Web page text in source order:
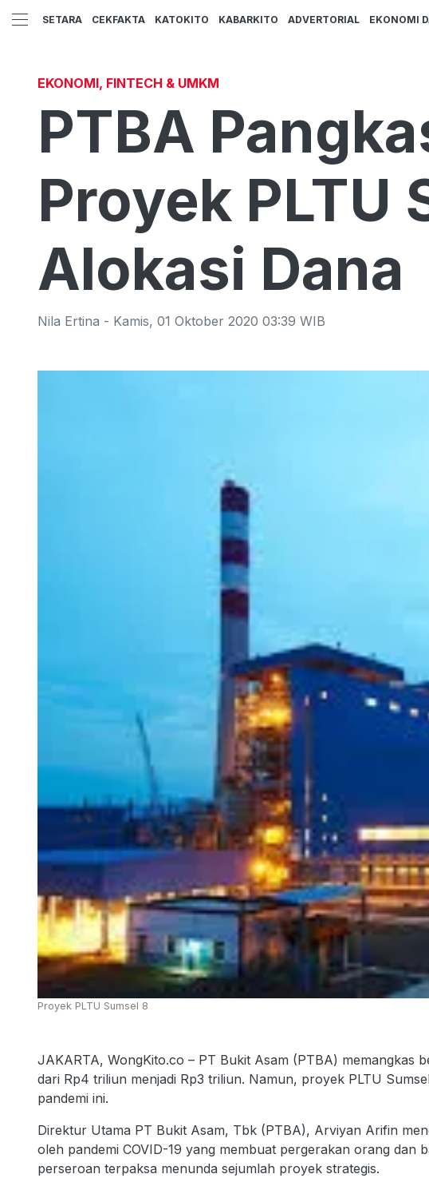
SETARA CEKFAKTA KATOKITO KABARKITO ADVERTORIAL EKONOMI
EKONOMI, FINTECH & UMKM
PTBA
Proyek PLTU
Alokasi Dana
Nila Ertina - Kamis, 01 Oktober 2020 03:39 WIB
Proyek PLTU Sumsel 8
JAKARTA, WongKito.co – PT Bukit Asam (PTBA) memangkas
dari Rp4 triliun menjadi Rp3 triliun. Namun, proyek PLTU
pandemi ini.
Direktur Utama PT Bukit Asam, Tbk (PTBA), Arviyan Arifin
oleh pandemi COVID-19 yang membuat pergerakan orang dan
perseroan terpaksa menunda sejumlah proyek strategis.